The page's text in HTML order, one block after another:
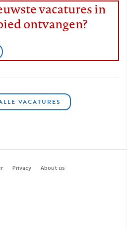
vacatures in
ontvangen?
VACATURES
Privacy About us